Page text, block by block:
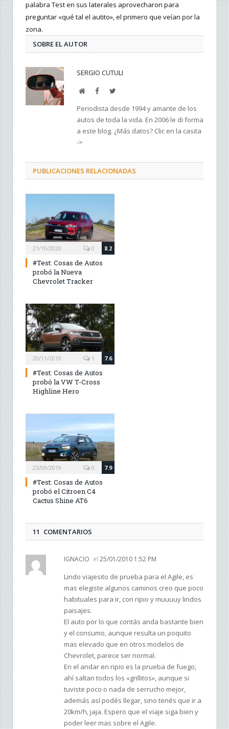
palabra Test en sus laterales aprovecharon para
preguntar «qué tal el autito», el primero que veían por la
zona.
SOBRE EL AUTOR
SERGIO CUTULI
WebFacebookTwitter
Periodista desde 1994 y amante de los
autos de toda la vida. En 2006 le di forma
a este blog. ¿Más datos? Clic en la casita
->
PUBLICACIONES RELACIONADAS
21/10/2020 8.2
0
#Test: Cosas de Autos
probó la Nueva
Chevrolet Tracker
20/11/2019 7.6
1
#Test: Cosas de Autos
probó la VW T-Cross
Highline Hero
23/09/2019 7.9
0
#Test: Cosas de Autos
probó el Citroen C4
Cactus Shine AT6
11 COMENTARIOS
IGNACIO el 25/01/2010 1:52 PM
Lindo viajesito de prueba para el Agile, es
mas elegiste algunos caminos creo que poco
habituales para ir, con ripio y muuuuy lindos
paisajes.
El auto por lo que contás anda bastante bien
y el consumo, aunque resulta un poquito
mas elevado que en otros modelos de
Chevrolet, parece ser normal.
En el andar en ripio es la prueba de fuego,
ahí saltan todos los «grillitos», aunque si
tuviste poco o nada de serrucho mejor,
además así podés llegar, sino tenés que ir a
20km/h, jaja. Espero que el viaje siga bien y
poder leer mas sobre el Agile.